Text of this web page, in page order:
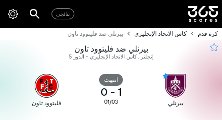
نتائجي
كرة قدم كاس الاتحاد الإنجليزي بيرنلي ضد فليتوود تاون
بيرنلي ضد فليتوود تاون
إنجلترا, كاس الاتحاد الإنجليزي - الدور 5
بيرنلي
انتهت
1
-
0
01/03 فليتوود تاون